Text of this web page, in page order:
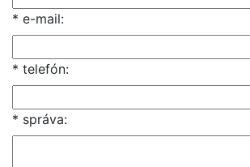
* e-mail:
* telefón:
* správa: